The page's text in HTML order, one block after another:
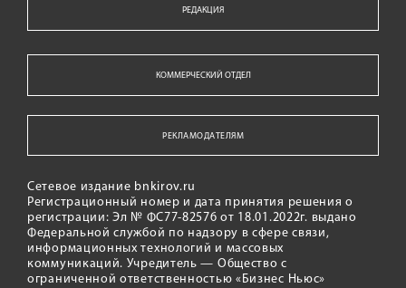
РЕДАКЦИЯ
КОММЕРЧЕСКИЙ ОТДЕЛ
РЕКЛАМОДАТЕЛЯМ
Сетевое издание bnkirov.ru
Регистрационный номер и дата принятия решения о
регистрации: Эл № ФС77-82576 от 18.01.2022г. выдано
Федеральной службой по надзору в сфере связи,
информационных технологий и массовых
коммуникаций. Учредитель — Общество с
ограниченной ответственностью «Бизнес Ньюс»